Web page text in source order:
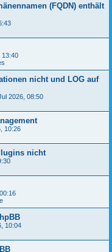
(FQDN) enthält
13:40
nicht und LOG auf
2026, 08:50
10:26
nicht
10:04